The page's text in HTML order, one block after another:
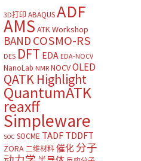
3D打印 ABAQUSADF
AMS ATK Workshop
BAND COSMO-RS
DES DFT EDA EDA-NOCV
NanoLab NMR NOCVOLED
QATK Highlight
QuantumATK
reaxff
Simpleware
SOC SOCME TADF TDDFT
ZORA 二维材料 催化 分子